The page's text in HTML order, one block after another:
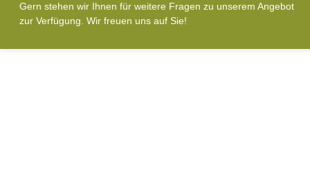
Gern stehen wir Ihnen für weitere Fragen zu unserem Angebot
zur Verfügung. Wir freuen uns auf Sie!